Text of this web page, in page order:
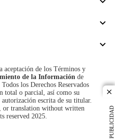
PUBLICIDAD
aceptación de los Términos y
de la Información de
Todos los Derechos Reservados
total o parcial, así como su
escrita de su titular.
or translation without written
reserved 2025.